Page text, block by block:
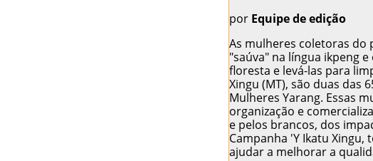
por Equipe de edição
As mulheres coletoras do
"saúva" na língua ikpeng
floresta e levá-las para
Xingu (MT), são duas das
Mulheres Yarang. Essas
organização e
e pelos brancos, dos
Campanha 'Y Ikatu
ajudar a melhorar a